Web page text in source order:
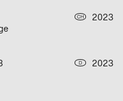
CH
2023
D
2023